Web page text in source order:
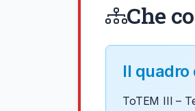
Che
Il quadro
ToTEM III –